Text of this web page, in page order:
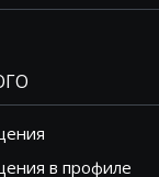
в профиле